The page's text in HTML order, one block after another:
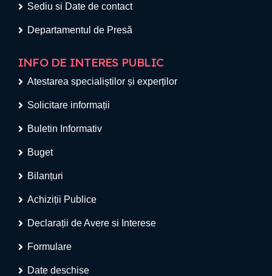
Sediu si Date de contact
Departamentul de Presă
INFO DE INTERES PUBLIC
Atestarea specialiștilor și experților
Solicitare informații
Buletin Informativ
Buget
Bilanțuri
Achiziții Publice
Declarații de Avere si Interese
Formulare
Date deschise